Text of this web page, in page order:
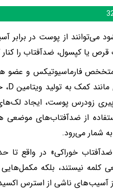
می‌توانند از پوست در برابر
یا کپسول، ضدآفتاب را
- متخخص فارماسیوتیکس و عضو
زودرس پوست، ایجاد
از ضدآفتاب‌های موضعی
شمار می‌رود.
خوراکی» در واقع تا
کلمه نیستند، بلکه
ناشی از استرس